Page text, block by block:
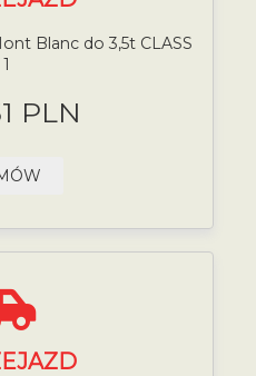
Blanc do 3,5t CLASS
1
PLN